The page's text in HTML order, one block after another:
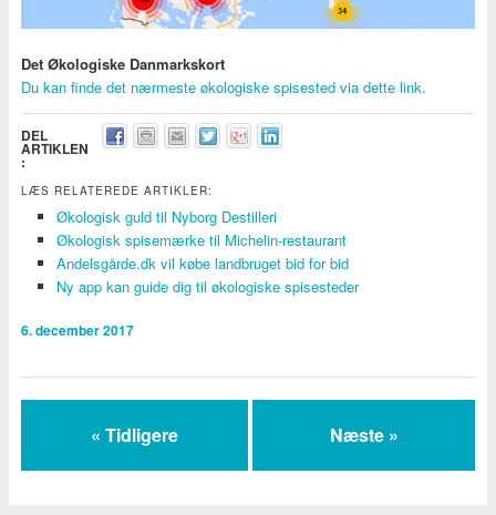
Det Økologiske Danmarkskort
Du kan finde det nærmeste økologiske spisested via dette link.
DEL
ARTIKLEN
:
LÆS RELATEREDE ARTIKLER:
Økologisk guld til Nyborg Destilleri
Økologisk spisemærke til Michelin-restaurant
Andelsgårde.dk vil købe landbruget bid for bid
Ny app kan guide dig til økologiske spisesteder
6. december 2017
« Tidligere Næste »